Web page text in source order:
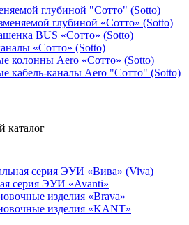
глубиной "Сотто" (Sotto)
глубиной «Сотто» (Sotto)
BUS «Сотто» (Sotto)
«Сотто» (Sotto)
колонны Aero «Сотто» (Sotto)
кабель-каналы Aero "Сотто" (Sotto)
каталог
серия ЭУИ «Вива» (Viva)
серия ЭУИ «Avanti»
изделия «Brava»
изделия «KANT»